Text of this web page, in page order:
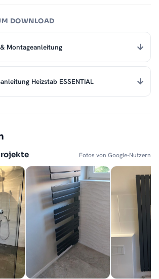
DOWNLOAD
Montageanleitung
Heizstab ESSENTIAL
Fotos von Google-Nutzern